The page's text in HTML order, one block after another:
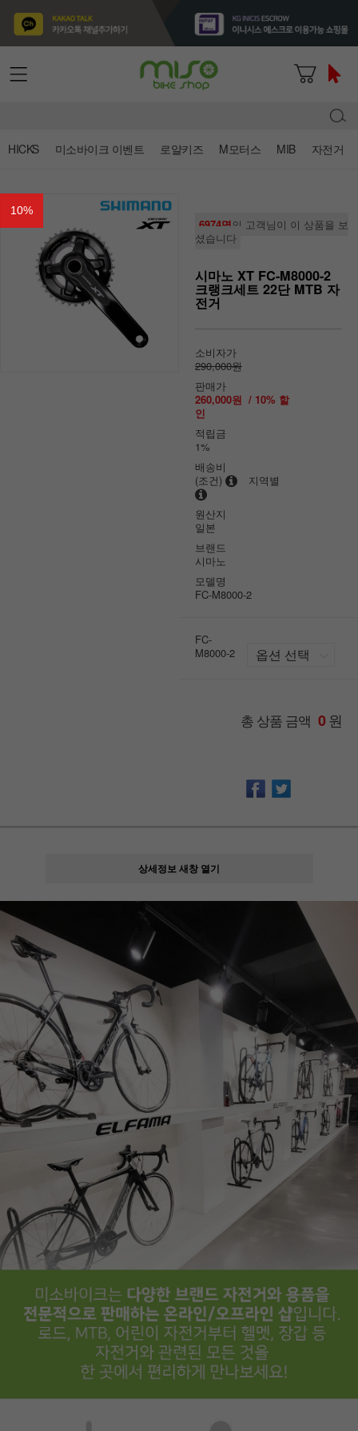
HICKS 미소바이크 이벤트 로얄키즈 M모터스 MIB 자전거
10%
6974명의 고객님이 이 상품을 보
셨습니다
시마노 XT FC-M8000-2
크랭크세트 22단 MTB 자
전거
소비자가
290,000원
판매가
260,000원 / 10% 할
인
적립금
1%
배송비
(조건)
지역별
원산지
일본
브랜드
시마노
모델명
FC-M8000-2
FC-
M8000-2
총 상품 금액 0원
상세정보 새창 열기